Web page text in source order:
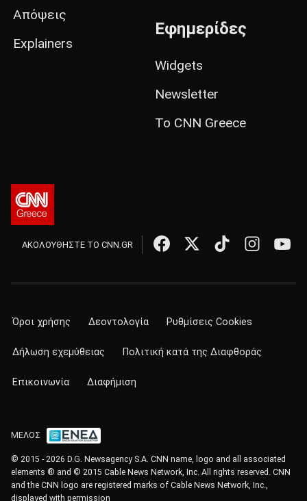
Απόψεις
Explainers
Εφημερίδες
Widgets
Newsletter
Το CNN Greece
ΑΚΟΛΟΥΘΗΣΤΕ ΤΟ CNN.GR
Όροι χρήσης Δεοντολογία Ρυθμίσεις Cookies
Δήλωση εχεμύθειας Πολιτική κατά της Διαφθοράς
Επικοινωνία Διαφήμιση
ΜΕΛΟΣ
© 2015 - 2026 D.G. Newsagency S.A. CNN name, logo and all associated
elements ® and © 2015 Cable News Network, Inc. All rights reserved. CNN
and the CNN logo are registered marks of Cable News Network, Inc.,
displayed with permission